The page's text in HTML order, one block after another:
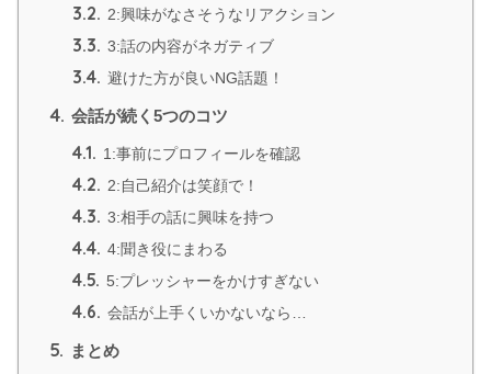
3.2. 2:興味がなさそうなリアクション
3.3. 3:話の内容がネガティブ
3.4. 避けた方が良いNG話題！
4. 会話が続く5つのコツ
4.1. 1:事前にプロフィールを確認
4.2. 2:自己紹介は笑顔で！
4.3. 3:相手の話に興味を持つ
4.4. 4:聞き役にまわる
4.5. 5:プレッシャーをかけすぎない
4.6. 会話が上手くいかないなら…
5. まとめ